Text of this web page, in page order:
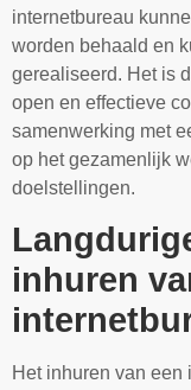
internetbureau
worden behaald en
gerealiseerd. Het is
open en effectieve
samenwerking met
op het gezamenlijk
doelstellingen.
inhuren
Het inhuren van